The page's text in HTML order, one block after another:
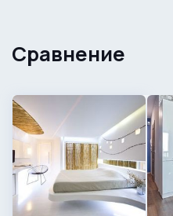
Сравнение